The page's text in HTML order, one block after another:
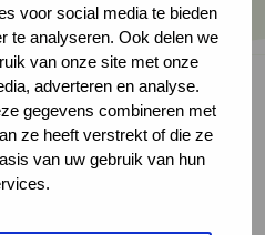
voor social media te bieden
te analyseren. Ook delen we
van onze site met onze
adverteren en analyse.
gegevens combineren met
ze heeft verstrekt of die ze
van uw gebruik van hun
CIAP krijgt? Je kunt je
zoals in het verhaal